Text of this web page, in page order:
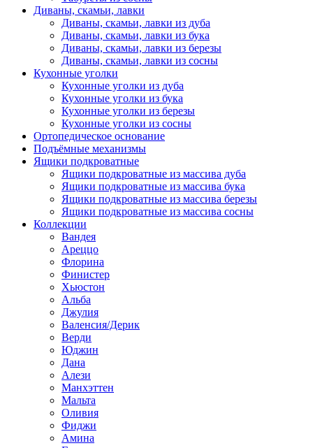
Диваны, скамьи, лавки
Диваны, скамьи, лавки из дуба
Диваны, скамьи, лавки из бука
Диваны, скамьи, лавки из березы
Диваны, скамьи, лавки из сосны
Кухонные уголки
Кухонные уголки из дуба
Кухонные уголки из бука
Кухонные уголки из березы
Кухонные уголки из сосны
Ортопедическое основание
Подъёмные механизмы
Ящики подкроватные
Ящики подкроватные из массива дуба
Ящики подкроватные из массива бука
Ящики подкроватные из массива березы
Ящики подкроватные из массива сосны
Коллекции
Вандея
Ареццо
Флорина
Финистер
Хьюстон
Альба
Джулия
Валенсия/Дерик
Верди
Юджин
Дана
Алези
Манхэттен
Мальта
Оливия
Фиджи
Амина